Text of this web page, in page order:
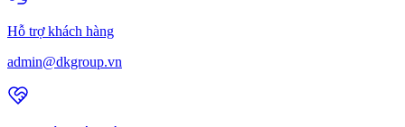
Hỗ trợ khách hàng
admin@dkgroup.vn